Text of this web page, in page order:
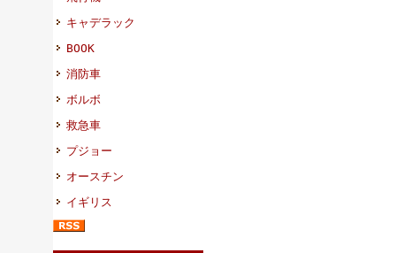
キャデラック
BOOK
消防車
ボルボ
救急車
プジョー
オースチン
イギリス